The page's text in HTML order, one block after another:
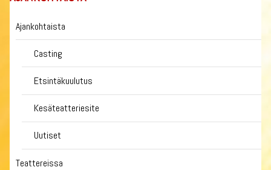
Ajankohtaista
Casting
Etsintäkuulutus
Kesäteatteriesite
Uutiset
Teattereissa